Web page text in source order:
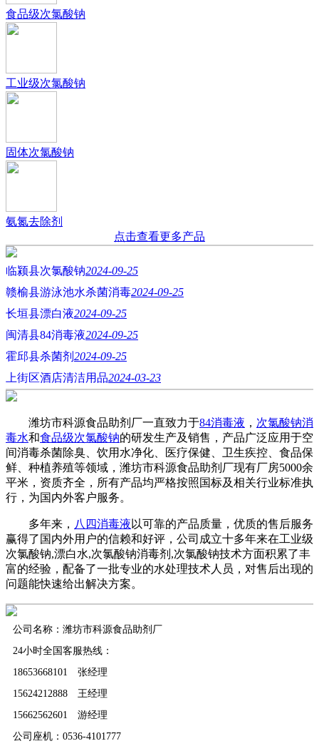
食品级次氯酸钠
工业级次氯酸钠
固体次氯酸钠
氨氮去除剂
点击查看更多产品
临颍县次氯酸钠2024-09-25
赣榆县游泳池水杀菌消毒2024-09-25
长垣县漂白液2024-09-25
闽清县84消毒液2024-09-25
霍邱县杀菌剂 2024-09-25
上街区酒店清洁用品2024-03-23
潍坊市科源食品助剂厂一直致力于84消毒液 ， 次氯酸钠消
毒水和食品级次氯酸钠的研发生产及销售，产品广泛应用于空
间消毒杀菌除臭、饮用水净化、医疗保健、卫生疾控、食品保
鲜、种植养殖等领域，潍坊市科源食品助剂厂现有厂房5000余
平米，资质齐全，所有产品均严格按照国标及相关行业标准执
行，为国内外客户服务。
多年来， 八四消毒液 以可靠的产品质量，优质的售后服务
赢得了国内外用户的信赖和好评，公司成立十多年来在工业级
次氯酸钠,漂白水,次氯酸钠消毒剂,次氯酸钠技术方面积累了丰
富的经验，配备了一批专业的水处理技术人员，对售后出现的
问题能快速给出解决方案。
公司名称：潍坊市科源食品助剂厂
24小时全国客服热线：
18653668101 张经理
15624212888 王经理
15662562601 游经理
公司座机：0536-4101777